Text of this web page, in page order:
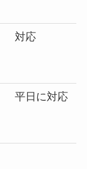
対応
平日に対応